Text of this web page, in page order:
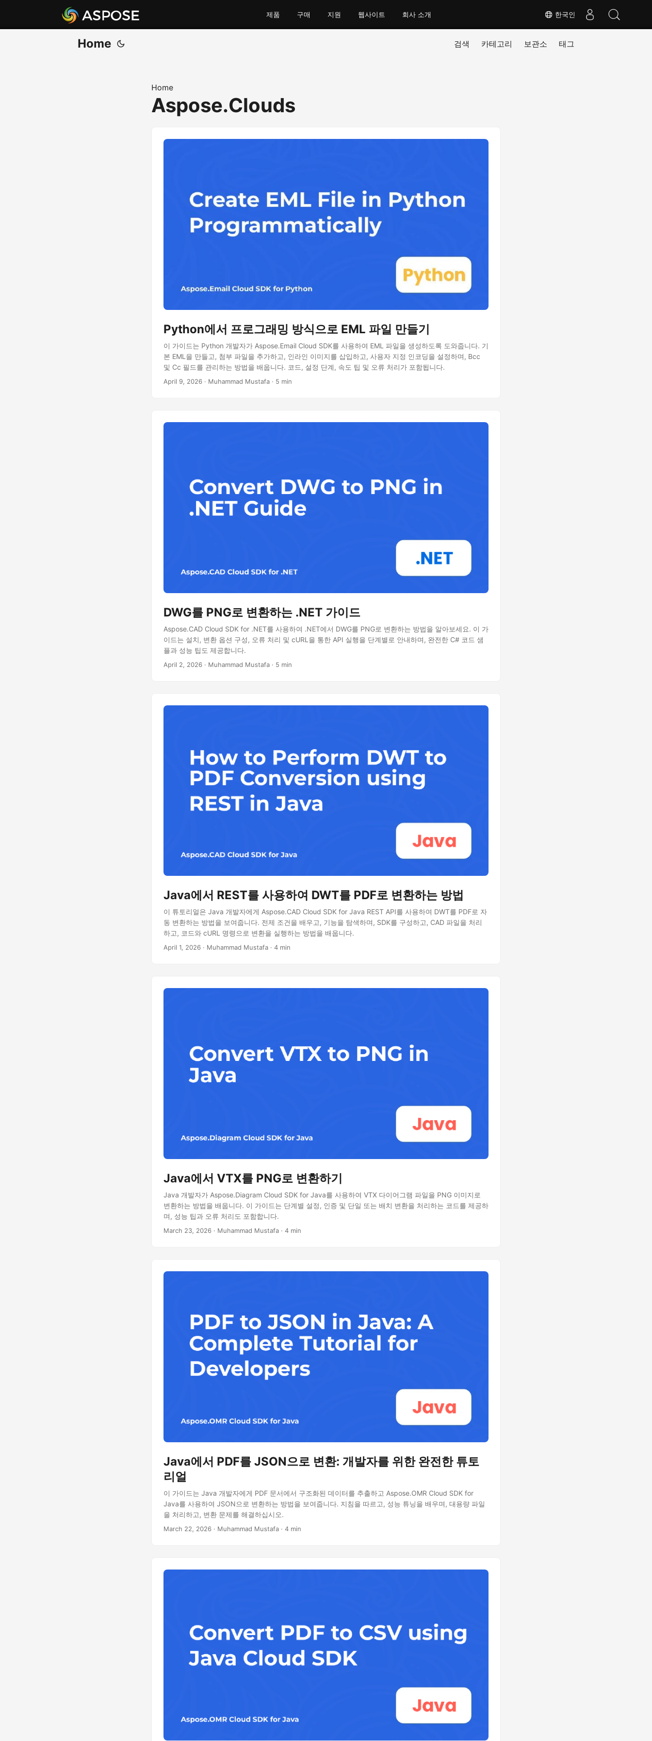
한국인
제품 구매 지원 웹사이트 회사 소개
Home 검색 카테고리 보관소 태그
Home
Aspose.Clouds
Python에서 프로그래밍 방식으로 EML 파일 만들기
이 가이드는 Python 개발자가 Aspose.Email Cloud SDK를 사용하여 EML 파일을 생성하도록 도와줍니다. 기
본 EML을 만들고, 첨부 파일을 추가하고, 인라인 이미지를 삽입하고, 사용자 지정 인코딩을 설정하며, Bcc
및 Cc 필드를 관리하는 방법을 배웁니다. 코드, 설정 단계, 속도 팁 및 오류 처리가 포함됩니다.
April 9, 2026 · Muhammad Mustafa · 5 min
DWG를 PNG로 변환하는 .NET 가이드
Aspose.CAD Cloud SDK for .NET를 사용하여 .NET에서 DWG를 PNG로 변환하는 방법을 알아보세요. 이 가
이드는 설치, 변환 옵션 구성, 오류 처리 및 cURL을 통한 API 실행을 단계별로 안내하며, 완전한 C# 코드 샘
플과 성능 팁도 제공합니다.
April 2, 2026 · Muhammad Mustafa · 5 min
Java에서 REST를 사용하여 DWT를 PDF로 변환하는 방법
이 튜토리얼은 Java 개발자에게 Aspose.CAD Cloud SDK for Java REST API를 사용하여 DWT를 PDF로 자
동 변환하는 방법을 보여줍니다. 전제 조건을 배우고, 기능을 탐색하며, SDK를 구성하고, CAD 파일을 처리
하고, 코드와 cURL 명령으로 변환을 실행하는 방법을 배웁니다.
April 1, 2026 · Muhammad Mustafa · 4 min
Java에서 VTX를 PNG로 변환하기
Java 개발자가 Aspose.Diagram Cloud SDK for Java를 사용하여 VTX 다이어그램 파일을 PNG 이미지로
변환하는 방법을 배웁니다. 이 가이드는 단계별 설정, 인증 및 단일 또는 배치 변환을 처리하는 코드를 제공하
며, 성능 팁과 오류 처리도 포함합니다.
March 23, 2026 · Muhammad Mustafa · 4 min
Java에서 PDF를 JSON으로 변환: 개발자를 위한 완전한 튜토
리얼
이 가이드는 Java 개발자에게 PDF 문서에서 구조화된 데이터를 추출하고 Aspose.OMR Cloud SDK for
Java를 사용하여 JSON으로 변환하는 방법을 보여줍니다. 지침을 따르고, 성능 튜닝을 배우며, 대용량 파일
을 처리하고, 변환 문제를 해결하십시오.
March 22, 2026 · Muhammad Mustafa · 4 min